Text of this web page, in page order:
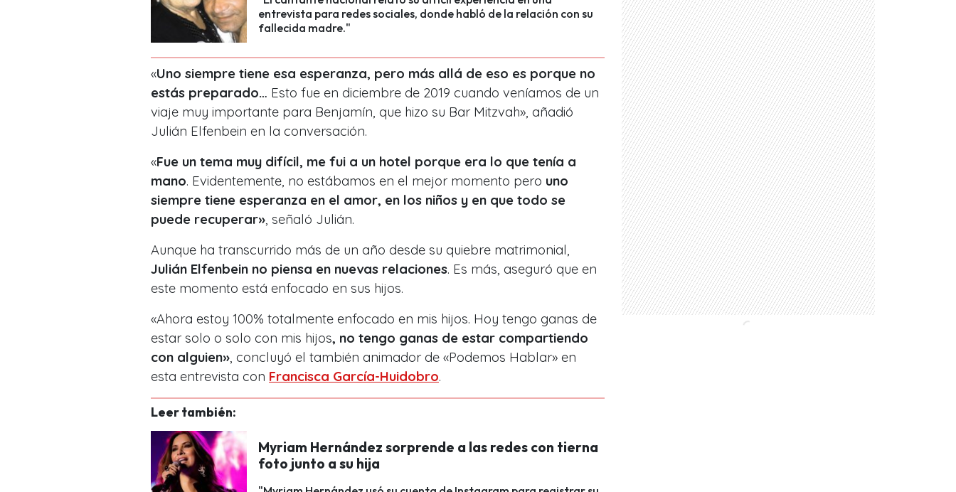
entrevista para redes sociales, donde habló de la relación con su
fallecida madre."
«Uno siempre tiene esa esperanza, pero más allá de eso es porque no
estás preparado… Esto fue en diciembre de 2019 cuando veníamos de un
viaje muy importante para Benjamín, que hizo su Bar Mitzvah», añadió
Julián Elfenbein en la conversación.
«Fue un tema muy difícil, me fui a un hotel porque era lo que tenía a
mano. Evidentemente, no estábamos en el mejor momento pero uno
siempre tiene esperanza en el amor, en los niños y en que todo se
puede recuperar» , señaló Julián.
Aunque ha transcurrido más de un año desde su quiebre matrimonial,
Julián Elfenbein no piensa en nuevas relaciones. Es más, aseguró que en
este momento está enfocado en sus hijos.
«Ahora estoy 100% totalmente enfocado en mis hijos. Hoy tengo ganas de
estar solo o solo con mis hijos, no tengo ganas de estar compartiendo
con alguien» , concluyó el también animador de «Podemos Hablar» en
esta entrevista con Francisca García-Huidobro.
Leer también:
Myriam Hernández sorprende a las redes con tierna
foto junto a su hija